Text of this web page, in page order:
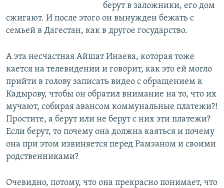
берут в заложники, его дом
сжигают. И после этого он вынужден бежать с
семьей в Дагестан, как в другое государство.
А эта несчастная Айшат Инаева, которая тоже
кается на телевидении и говорит, как это ей могло
прийти в голову записать видео с обращением к
Кадырову, чтобы он обратил внимание на то, что их
мучают, собирая авансом коммунальные платежи?!
Простите, а берут или не берут с них эти платежи?
Если берут, то почему она должна каяться и почему
она при этом извиняется перед Рамзаном и своими
родственниками?
Очевидно, потому, что она прекрасно понимает, что